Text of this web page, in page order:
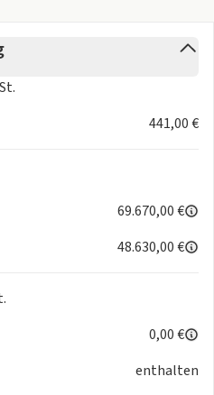
441,00 €
69.670,00 €
48.630,00 €
0,00 €
enthalten